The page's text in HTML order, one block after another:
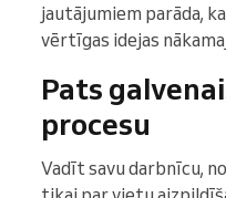
jautājumiem parāda,
vērtīgas idejas
Pats
procesu
Vadīt savu darbnīcu,